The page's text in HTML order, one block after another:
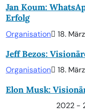
Jan Koum:
Erfolg
Organisation 18.
Jeff Bezos:
Organisation 18.
Elon Musk:
2022 -